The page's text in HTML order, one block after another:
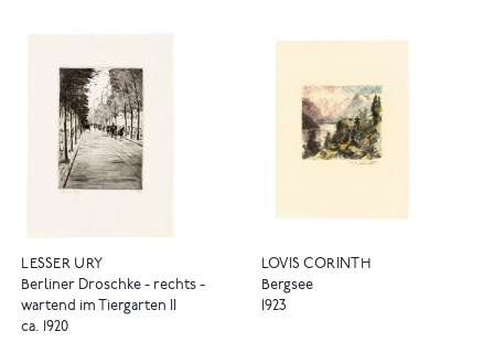
LESSER URY
Berliner Droschke - rechts -
wartend im Tiergarten II
ca. 1920
LOVIS CORINTH
Bergsee
1923